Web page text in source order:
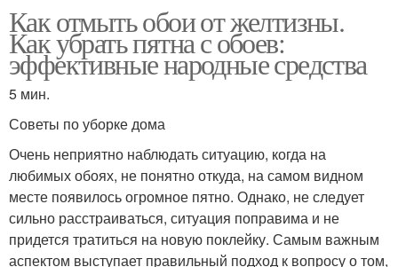
Как отмыть обои от желтизны.
Как убрать пятна с обоев:
эффективные народные средства
5 мин.
Советы по уборке дома
Очень неприятно наблюдать ситуацию, когда на
любимых обоях, не понятно откуда, на самом видном
месте появилось огромное пятно. Однако, не следует
сильно расстраиваться, ситуация поправима и не
придется тратиться на новую поклейку. Самым важным
аспектом выступает правильный подход к вопросу о том,